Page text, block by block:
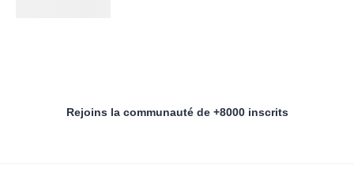
Rejoins la communauté de +8000 inscrits